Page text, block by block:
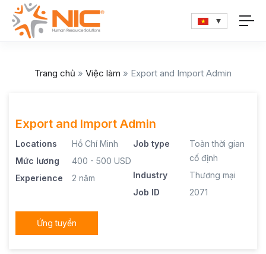
Trang chủ » Việc làm » Export and Import Admin
Export and Import Admin
Locations
Hồ Chí Minh
Mức lương
400 - 500 USD
Experience
2 năm
Job type
Toàn thời gian
cố định
Industry
Thương mại
Job ID
2071
Ứng tuyển